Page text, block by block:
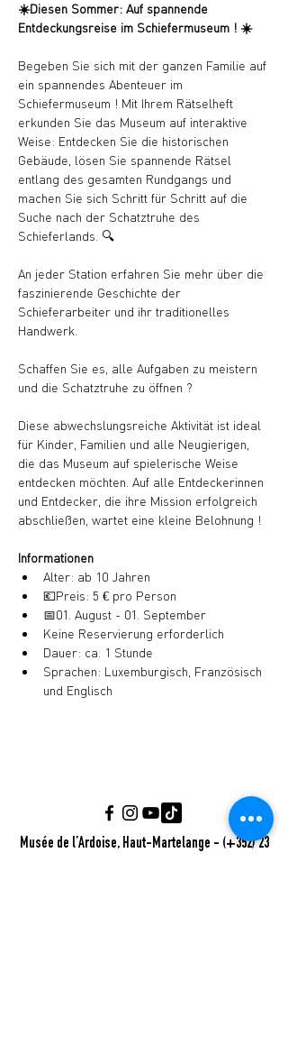
☀️Diesen Sommer: Auf spannende
Entdeckungsreise im Schiefermuseum ! ☀️
Begeben Sie sich mit der ganzen Familie auf
ein spannendes Abenteuer im
Schiefermuseum ! Mit Ihrem Rätselheft
erkunden Sie das Museum auf interaktive
Weise: Entdecken Sie die historischen
Gebäude, lösen Sie spannende Rätsel
entlang des gesamten Rundgangs und
machen Sie sich Schritt für Schritt auf die
Suche nach der Schatztruhe des
Schieferlands. 🔍
An jeder Station erfahren Sie mehr über die
faszinierende Geschichte der
Schieferarbeiter und ihr traditionelles
Handwerk.
Schaffen Sie es, alle Aufgaben zu meistern
und die Schatztruhe zu öffnen ?
Diese abwechslungsreiche Aktivität ist ideal
für Kinder, Familien und alle Neugierigen,
die das Museum auf spielerische Weise
entdecken möchten. Auf alle Entdeckerinnen
und Entdecker, die ihre Mission erfolgreich
abschließen, wartet eine kleine Belohnung !
Informationen
Alter: ab 10 Jahren
💶Preis: 5 € pro Person
📅01. August - 01. September
Keine Reservierung erforderlich
Dauer: ca. 1 Stunde
Sprachen: Luxemburgisch, Französisch
und Englisch
Musée de l’Ardoise, Haut-Martelange - (+352) 23